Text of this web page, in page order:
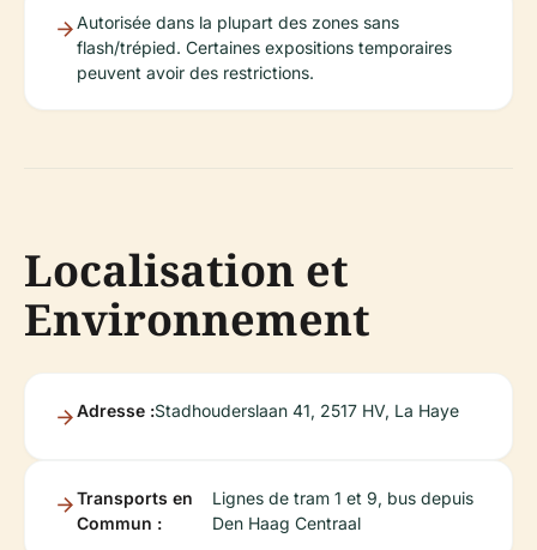
Autorisée dans la plupart des zones sans
flash/trépied. Certaines expositions temporaires
peuvent avoir des restrictions.
Localisation et
Environnement
Adresse :Stadhouderslaan 41, 2517 HV, La Haye
Transports en
Commun :
Lignes de tram 1 et 9, bus depuis
Den Haag Centraal